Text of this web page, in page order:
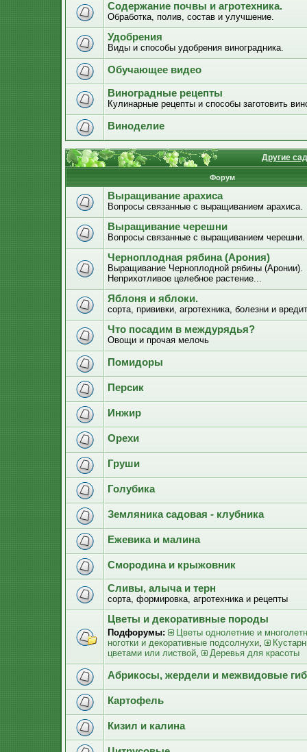
Содержание почвы и агротехника.
Обработка, полив, состав и улучшение.
Удобрения
Виды и способы удобрения виноградника.
Обучающее видео
Виноградные рецепты
Кулинарные рецепты и способы заготовить
Виноделие
Другие
Форум
Выращивание арахиса
Вопросы связанные с выращиванием арахиса.
Выращивание черешни
Вопросы связанные с выращиванием черешни.
Черноплодная рябина (Арония)
Выращивание Черноплодной рябины (Аронии).
Неприхотливое целебное растение...
Яблоня и яблоки.
сорта, прививки, агротехника, болезни и
Что посадим в междурядья?
Овощи и прочая мелочь
Помидоры
Персик
Инжир
Орехи
Груши
Голубика
Земляника садовая - клубника
Ежевика и малина
Смородина и крыжовник
Сливы, алыча и терн
сорта, формировка, агротехника и рецепты
Цветы и декоративные породы
Подфорумы:
Цветы однолетние и
ноготки и декоративные подсолнухи,
цветами или листвой, Деревья для красоты
Абрикосы, жердели и межвидовые
Картофель
Кизил и калина